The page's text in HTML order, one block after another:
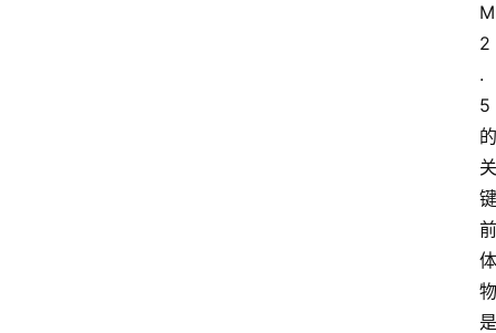
M
2
.
5
的
关
键
前
体
物
是